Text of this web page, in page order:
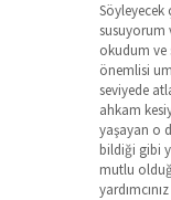
Söyleyecek
susuyorum
okudum ve
önemlisi
seviyede
ahkam
yaşayan o
bildiği gibi
mutlu